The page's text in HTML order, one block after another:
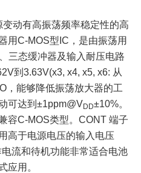
动有高振荡频率稳定性的高
用C-MOS型IC，是由振荡用
三态缓冲器及输入耐压电路
到3.63V(x3, x4, x5, x6: 从
，能够降低振荡放大器的工
可达到±1ppm@VDD±10%。
容C-MOS类型。CONT 端子
高于电源电压的输入电压
流和待机功能非常适合电池
应用。